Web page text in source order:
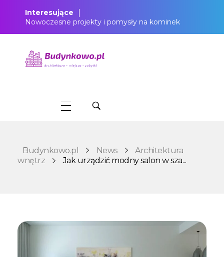
Interesujące
Nowoczesne projekty i pomysły na kominek
Budynkowo.pl News
Architektura
wnętrz
Jak urządzić modny salon w sza...